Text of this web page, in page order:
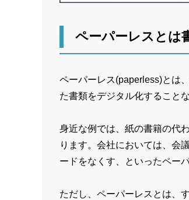
ペーパーレスとは
ペーパーレス(paperless)とは
た書類をデジタル化すること
身近な例では、紙の書籍の代
ります。会社においては、会
ードをなくす、といったペー
ただし、ペーパーレスとは、